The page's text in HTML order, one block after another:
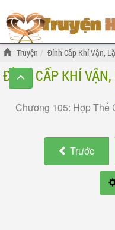
Truyện Đỉnh Cấp Khí Vận,
ĐỈNH CẤP KHÍ VẬN,
Chương 105: Hợp Thể
Trước